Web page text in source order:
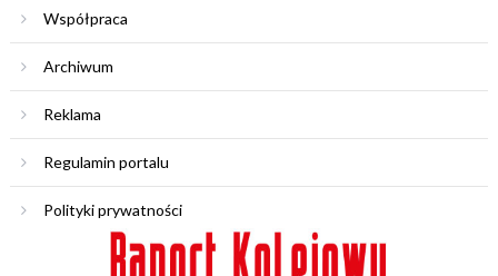
Współpraca
Archiwum
Reklama
Regulamin portalu
Polityki prywatności